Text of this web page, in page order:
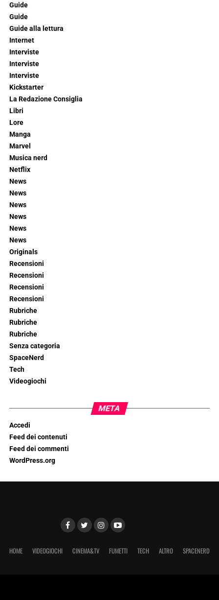
Guide
Guide
Guide alla lettura
Internet
Interviste
Interviste
Interviste
Kickstarter
La Redazione Consiglia
Libri
Lore
Manga
Marvel
Musica nerd
Netflix
News
News
News
News
News
News
Originals
Recensioni
Recensioni
Recensioni
Recensioni
Rubriche
Rubriche
Rubriche
Senza categoria
SpaceNerd
Tech
Videogiochi
META
Accedi
Feed dei contenuti
Feed dei commenti
WordPress.org
HOME VIDEOGIOCHI CINEMA&TV FUMETTI TECH ALTRO SPACENERD